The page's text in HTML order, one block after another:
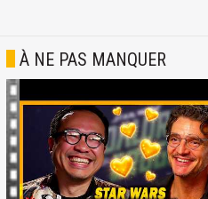
À NE PAS MANQUER